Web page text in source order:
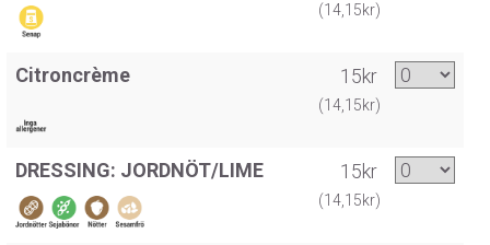
(14,15kr)
Citroncrème 15kr
(14,15kr)
DRESSING: JORDNÖT/LIME 15kr
(14,15kr)